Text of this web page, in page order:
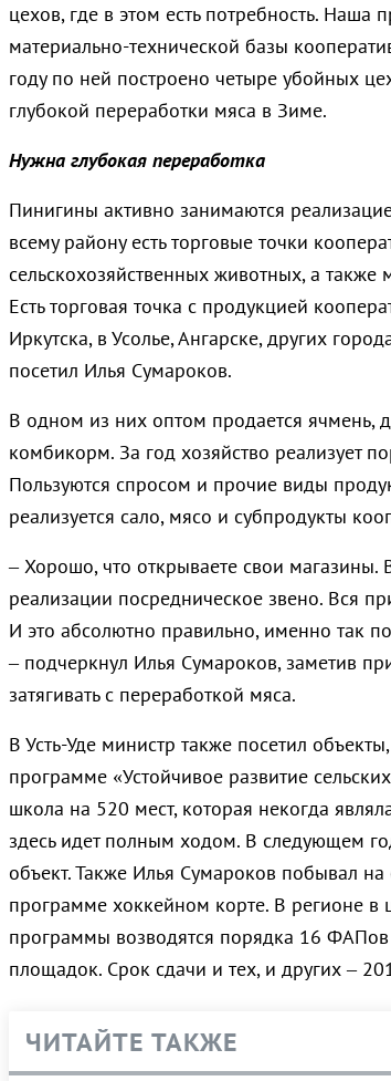
цехов, где в этом есть потребность. Наша
материально-технической базы
году по ней построено четыре убойных
глубокой переработки мяса в Зиме.
Нужна глубокая переработка
Пинигины активно занимаются
всему району есть торговые точки
сельскохозяйственных животных, а
Есть торговая точка с продукцией
Иркутска, в Усолье, Ангарске, других
посетил Илья Сумароков.
В одном из них оптом продается ячмень,
комбикорм. За год хозяйство реализует
Пользуются спросом и прочие виды
реализуется сало, мясо и субпродукты
– Хорошо, что открываете свои магазины.
реализации посредническое звено. Вся
И это абсолютно правильно, именно так
– подчеркнул Илья Сумароков, заметив
затягивать с переработкой мяса.
В Усть-Уде министр также посетил
программе «Устойчивое развитие
школа на 520 мест, которая некогда
здесь идет полным ходом. В следующем
объект. Также Илья Сумароков побывал
программе хоккейном корте. В регионе
программы возводятся порядка 16
площадок. Срок сдачи и тех, и других –
ЧИТАЙТЕ ТАКЖЕ